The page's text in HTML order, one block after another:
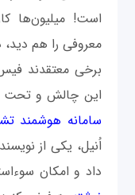
است! میلیون‌ها
معروفی را هم
برخی معتقدند
این چالش و تحت
سامانه هوشمند
اُنیل، یکی از
داد و امکان